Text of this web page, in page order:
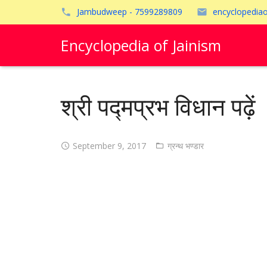
Jambudweep - 7599289809
Encyclopedia of Jainism
श्री पद्मप्रभ विधान पढ़ें
September 9, 2017 ग्रन्थ भण्डार